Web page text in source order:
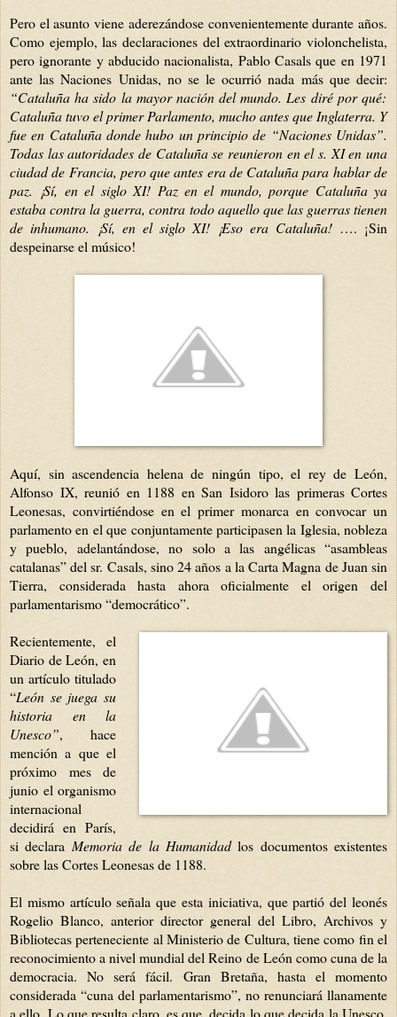
Pero el asunto viene aderezándose convenientemente durante años.
Como ejemplo, las declaraciones del extraordinario violonchelista,
pero ignorante y abducido nacionalista, Pablo Casals que en 1971
ante las Naciones Unidas, no se le ocurrió nada más que decir:
“Cataluña ha sido la mayor nación del mundo. Les diré por qué:
Cataluña tuvo el primer Parlamento, mucho antes que Inglaterra. Y
fue en Cataluña donde hubo un principio de “Naciones Unidas”.
Todas las autoridades de Cataluña se reunieron en el s. XI en una
ciudad de Francia, pero que antes era de Cataluña para hablar de
paz. ¡Sí, en el siglo XI! Paz en el mundo, porque Cataluña ya
estaba contra la guerra, contra todo aquello que las guerras tienen
de inhumano. ¡Sí, en el siglo XI! ¡Eso era Cataluña! …. ¡Sin
despeinarse el músico!
Aquí, sin ascendencia helena de ningún tipo, el rey de León,
Alfonso IX, reunió en 1188 en San Isidoro las primeras Cortes
Leonesas, convirtiéndose en el primer monarca en convocar un
parlamento en el que conjuntamente participasen la Iglesia, nobleza
y pueblo, adelantándose, no solo a las angélicas “asambleas
catalanas” del sr. Casals, sino 24 años a la Carta Magna de Juan sin
Tierra, considerada hasta ahora oficialmente el origen del
parlamentarismo “democrático”.
Recientemente, el
Diario de León, en
un artículo titulado
“León se juega su
historia en la
Unesco”, hace
mención a que el
próximo mes de
junio el organismo
internacional
decidirá en París,
si declara Memoria de la Humanidadlos documentos existentes
sobre las Cortes Leonesas de 1188.
El mismo artículo señala que esta iniciativa, que partió del leonés
Rogelio Blanco, anterior director general del Libro, Archivos y
Bibliotecas perteneciente al Ministerio de Cultura, tiene como fin el
reconocimiento a nivel mundial del Reino de León como cuna de la
democracia. No será fácil. Gran Bretaña, hasta el momento
considerada “cuna del parlamentarismo”, no renunciará llanamente
a ello. Lo que resulta claro, es que, decida lo que decida la Unesco,